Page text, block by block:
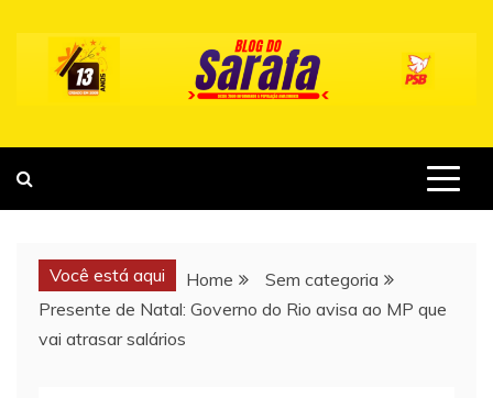
content
Você está aqui Home
Sem categoria
Presente de Natal: Governo do Rio avisa ao MP que
vai atrasar salários